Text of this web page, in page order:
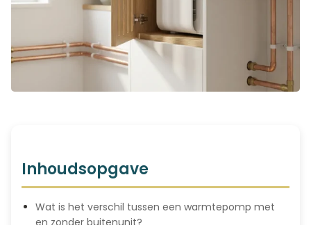
Inhoudsopgave
Wat is het verschil tussen een warmtepomp met
en zonder buitenunit?